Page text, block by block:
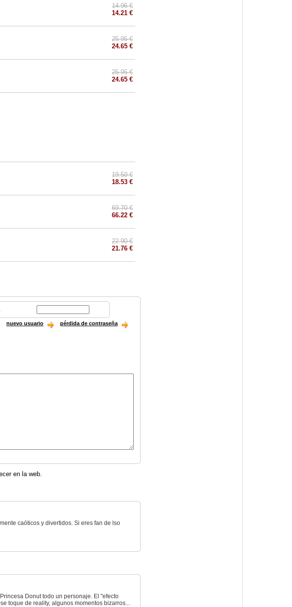
14.96 €
14.21 €
25.95 €
24.65 €
25.95 €
24.65 €
19.50 €
18.53 €
69.70 €
66.22 €
22.90 €
21.76 €
nuevo usuario pérdida de contraseña
en la web.
caóticos y divertidos. Si eres fan de lso
Donut todo un personaje. El "efecto
toque de reality, algunos momentos bizarros...